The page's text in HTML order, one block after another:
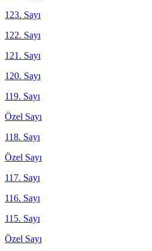
123. Sayı
122. Sayı
121. Sayı
120. Sayı
119. Sayı
Özel Sayı
118. Sayı
Özel Sayı
117. Sayı
116. Sayı
115. Sayı
Özel Sayı